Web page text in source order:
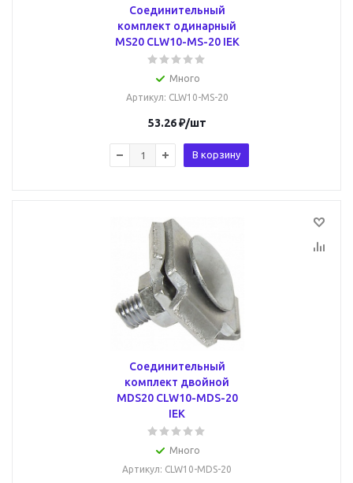
Соединительный
комплект одинарный
MS20 CLW10-MS-20 IEK
Много
Артикул: CLW10-MS-20
53.26₽/шт
В корзину
Соединительный
комплект двойной
MDS20 CLW10-MDS-20
IEK
Много
Артикул: CLW10-MDS-20